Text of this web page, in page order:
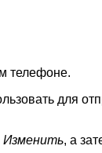
телефоне.
для
Изменить, а